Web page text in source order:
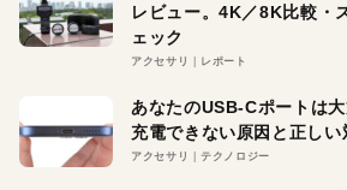
レビュー。4K／8K比較・
ェック
アクセサリ レポート
あなたのUSB-Cポートは
充電できない原因と正しい
アクセサリ テクノロジー